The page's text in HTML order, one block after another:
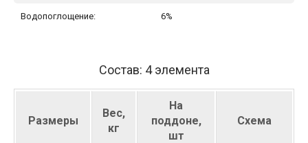
Водопоглощение: 6%
Состав: 4 элемента
Размеры
Вес,
кг
На
поддоне,
шт
Схема